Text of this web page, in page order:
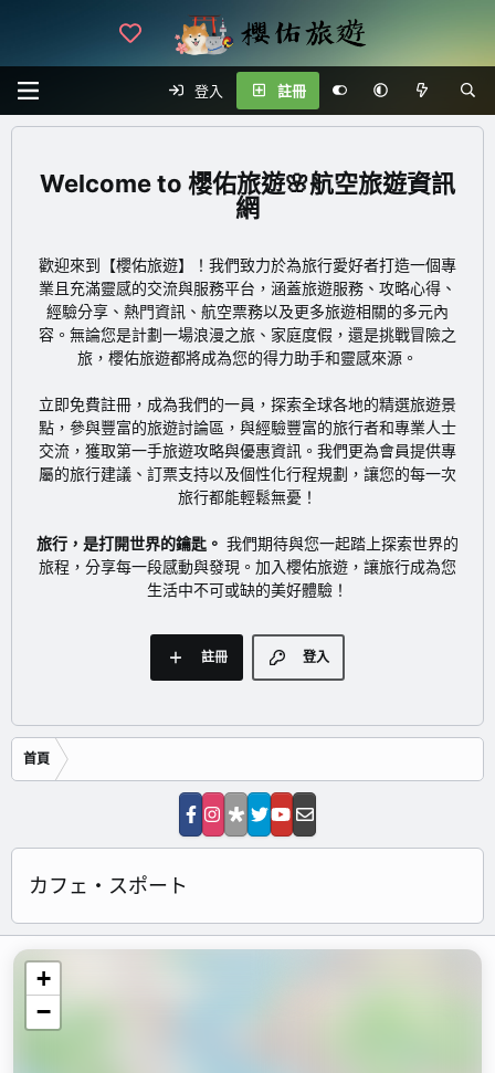
登入 註冊
櫻佑旅遊🌸航空旅遊資訊
網
歡迎來到【櫻佑旅遊】！我們致力於為旅行愛好者打造一個專
業且充滿靈感的交流與服務平台，涵蓋旅遊服務、攻略心得、
經驗分享、熱門資訊、航空票務以及更多旅遊相關的多元內
容。無論您是計劃一場浪漫之旅、家庭度假，還是挑戰冒險之
旅，櫻佑旅遊都將成為您的得力助手和靈感來源。
立即免費註冊 ，成為我們的一員，探索全球各地的精選旅遊景
點，參與豐富的旅遊討論區，與經驗豐富的旅行者和專業人士
交流，獲取第一手旅遊攻略與優惠資訊。我們更為會員提供專
屬的旅行建議、訂票支持以及個性化行程規劃，讓您的每一次
旅行都能輕鬆無憂！
旅行，是打開世界的鑰匙。 我們期待與您一起踏上探索世界的
旅程，分享每一段感動與發現。加入櫻佑旅遊，讓旅行成為您
生活中不可或缺的美好體驗！
登入
註冊
首頁
カフェ・スポート
+
−